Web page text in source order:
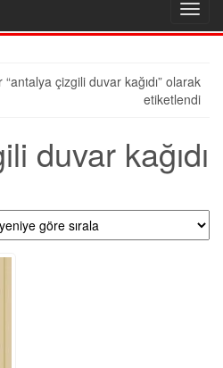
çizgili duvar kağıdı” olarak
etiketlendi
duvar kağıdı